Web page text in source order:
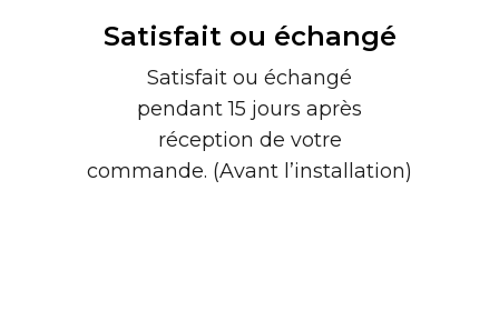
Satisfait ou échangé
Satisfait ou échangé
pendant 15 jours après
réception de votre
commande. (Avant l’installation)